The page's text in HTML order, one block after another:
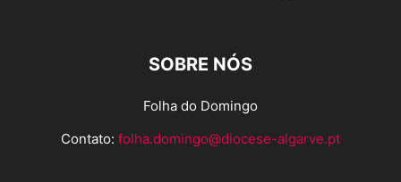
SOBRE NÓS
Folha do Domingo
Contato: folha.domingo@diocese-algarve.pt